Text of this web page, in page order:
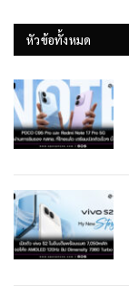
หัวข้อทั้งหมด